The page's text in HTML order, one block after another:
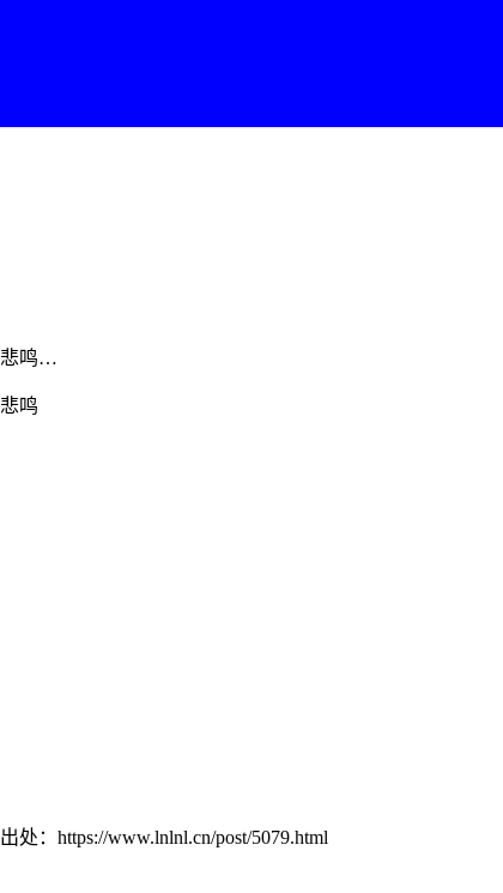
悲鸣…
鸣
：https://www.lnlnl.cn/post/5079.html